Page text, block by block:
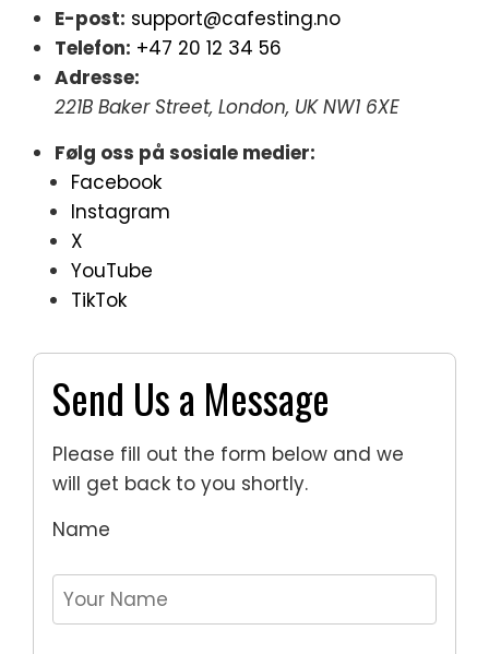
E-post: support@cafesting.no
Telefon: +47 20 12 34 56
Adresse:
221B Baker Street, London, UK NW1 6XE
Følg oss på sosiale medier:
Facebook
Instagram
X
YouTube
TikTok
Send Us a Message
Please fill out the form below and we
will get back to you shortly.
Name